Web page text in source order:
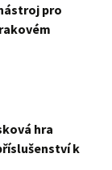
pro
hra
k